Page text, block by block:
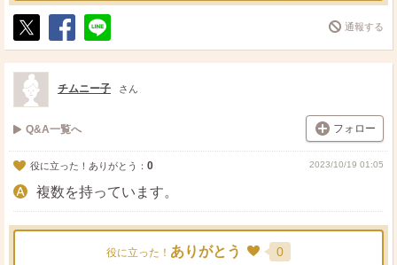
ポ
ス
ト
シ
ェ
送
る
通報する
チムニー子 さん
Q&A一覧へ フォロー
役に立った！ありがとう： 0 2023/10/19 01:05
複数を持っています。
役に立った！ ありがとう 0